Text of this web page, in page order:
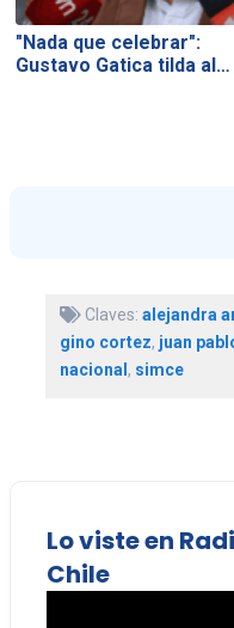
"Nada que celebrar":
Gustavo Gatica tilda al…
Claves: alejandra
gino cortez, juan
nacional , simce
Lo viste en
Chile